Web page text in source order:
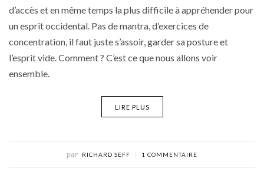
d’accès et en même temps la plus difficile à appréhender pour
un esprit occidental. Pas de mantra, d’exercices de
concentration, il faut juste s’assoir, garder sa posture et
l’esprit vide. Comment ? C’est ce que nous allons voir
ensemble.
LIRE PLUS
par RICHARD SEFF 1 COMMENTAIRE